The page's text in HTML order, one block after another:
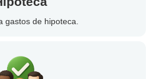
gastos de hipoteca.